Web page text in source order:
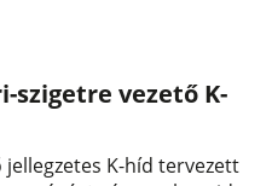
szigetre vezető K-
K-híd tervezett